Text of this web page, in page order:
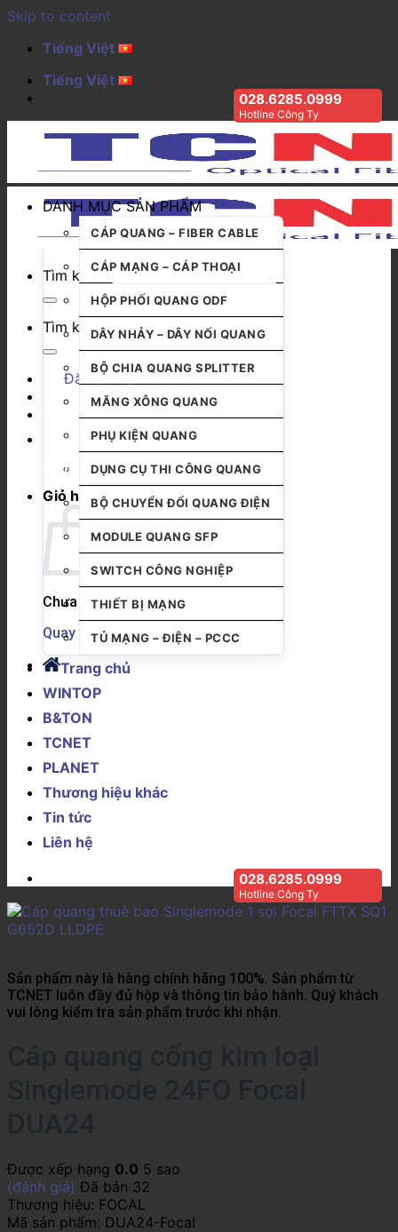
Skip to content
Tiếng Việt
Tiếng Việt
028.6285.0999
Hotline Công Ty
Tìm kiếm:
Tìm kiếm:
Đăng nhập
Giỏ hàng
Chưa có sản phẩm trong giỏ hàng.
Quay trở lại cửa hàng
DANH MỤC SẢN PHẨM
CÁP QUANG – FIBER CABLE
CÁP MẠNG – CÁP THOẠI
HỘP PHỐI QUANG ODF
DÂY NHẢY – DÂY NỐI QUANG
BỘ CHIA QUANG SPLITTER
MĂNG XÔNG QUANG
PHỤ KIỆN QUANG
DỤNG CỤ THI CÔNG QUANG
BỘ CHUYỂN ĐỔI QUANG ĐIỆN
MODULE QUANG SFP
SWITCH CÔNG NGHIỆP
THIẾT BỊ MẠNG
TỦ MẠNG – ĐIỆN – PCCC
Trang chủ
WINTOP
B&TON
TCNET
PLANET
Thương hiệu khác
Tin tức
Liên hệ
028.6285.0999
Hotline Công Ty
Sản phẩm này là hàng chính hãng 100%. Sản phẩm từ
TCNET luôn đầy đủ hộp và thông tin bảo hành. Quý khách
vui lòng kiểm tra sản phẩm trước khi nhận.
Được xếp hạng 0.0 5 sao
(đánh giá) Đã bán 32
Thương hiệu: FOCAL
Mã sản phẩm: DUA24-Focal